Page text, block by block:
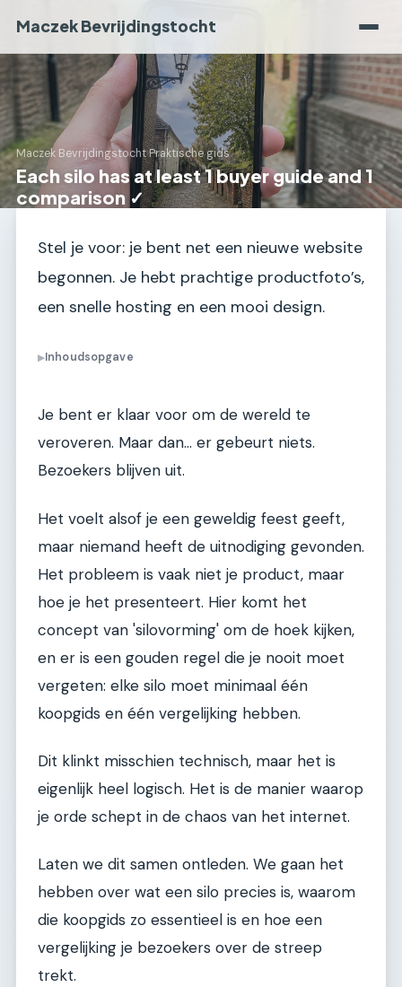
Maczek Bevrijdingstocht
Maczek Bevrijdingstocht›Praktische gids
Each silo has at least 1 buyer guide and 1
comparison ✓
Stel je voor: je bent net een nieuwe website
begonnen. Je hebt prachtige productfoto’s,
een snelle hosting en een mooi design.
▶Inhoudsopgave
Je bent er klaar voor om de wereld te
veroveren. Maar dan... er gebeurt niets.
Bezoekers blijven uit.
Het voelt alsof je een geweldig feest geeft,
maar niemand heeft de uitnodiging gevonden.
Het probleem is vaak niet je product, maar
hoe je het presenteert. Hier komt het
concept van 'silovorming' om de hoek kijken,
en er is een gouden regel die je nooit moet
vergeten: elke silo moet minimaal één
koopgids en één vergelijking hebben.
Dit klinkt misschien technisch, maar het is
eigenlijk heel logisch. Het is de manier waarop
je orde schept in de chaos van het internet.
Laten we dit samen ontleden. We gaan het
hebben over wat een silo precies is, waarom
die koopgids zo essentieel is en hoe een
vergelijking je bezoekers over de streep
trekt.